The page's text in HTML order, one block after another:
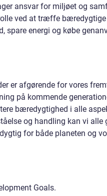
ansvar for miljøet og
ved at træffe
spare energi og købe
er afgørende for vores
på kommende
bæredygtighed i alle
og handling kan vi alle
for både planeten og
Goals.